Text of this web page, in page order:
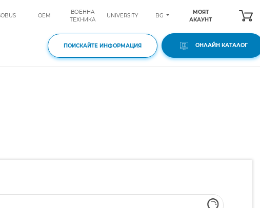
OEM
ВОЕННА
ТЕХНИКА
UNIVERSITY BG
МОЯТ
АКАУНТ
ПОИСКАЙТЕ ИНФОРМАЦИЯ ОНЛАЙН КАТАЛОГ